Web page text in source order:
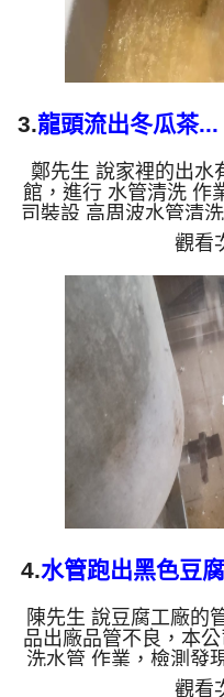
3.龍頭流出冬瓜茶
鄭先生 說家裡的出水
館，進行 水管清洗 作
司裝設 高周波水管清
了約15分，開啟 水管
開始就噴出髒水，還
深，就像冬瓜茶一般
水量也變大了。 如是
鐵鏽跟泥沙堆積，洗
含有氧化錳，管壁上
跟石油一樣黑，有些
的物質
觀看
4.水管跑出黑色豆
陳先生 說豆腐工廠的
品出廠品管不良，本
洗水管 作業，檢測發
設 高周波水管清洗機
觀看